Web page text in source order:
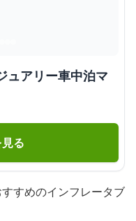
ュアリー車中泊マ
る
すめのインフレータブ